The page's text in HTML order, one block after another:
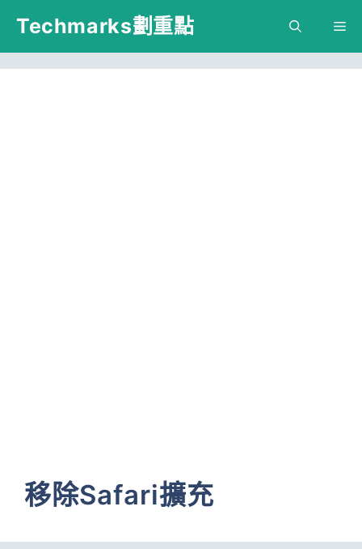
跳
主
Techmarks劃重點
移除Safari擴充